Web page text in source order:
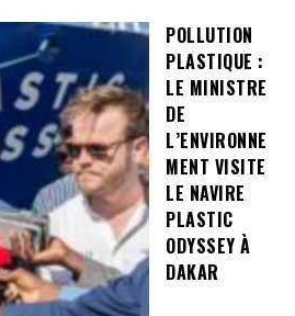
POLLUTION
PLASTIQUE :
LE MINISTRE
DE
L’ENVIRONNE
MENT VISITE
LE NAVIRE
PLASTIC
ODYSSEY À
DAKAR